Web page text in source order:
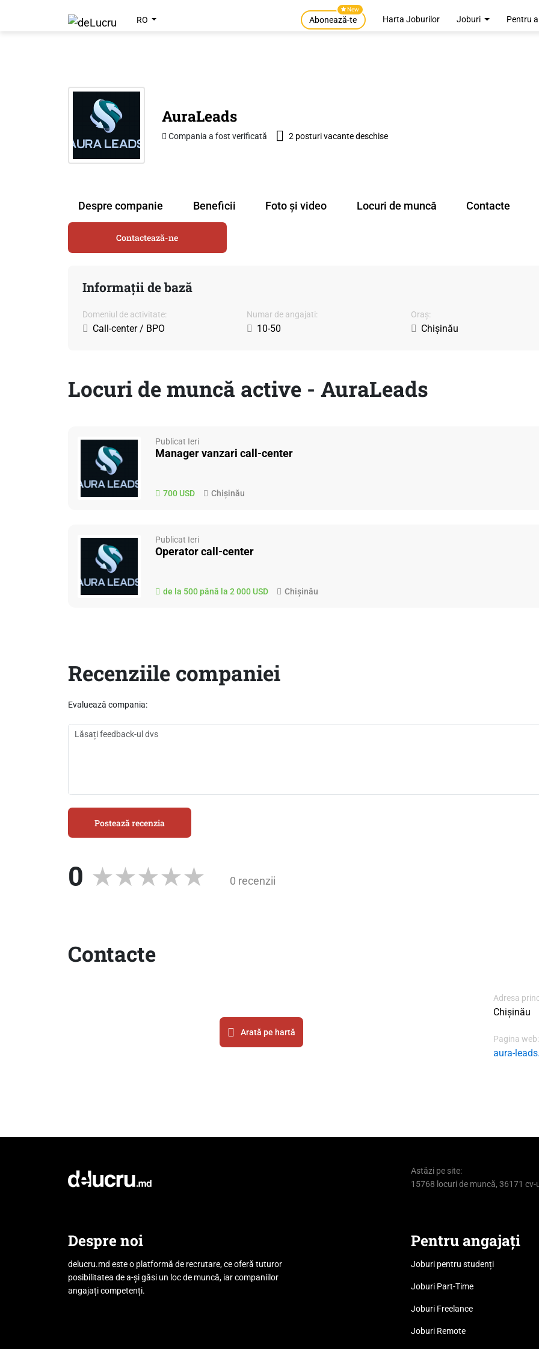
RO
New
Abonează-te Harta Joburilor Joburi Pentru
AuraLeads
Compania a fost verificată 2 posturi vacante deschise
Despre companie Beneficii Foto și video Locuri de muncă Contacte
Contactează-ne
Informații de bază
Domeniul de activitate:
Call-center / BPO
Numar de angajati:
10-50
Oraș:
Chișinău
Locuri de muncă active - AuraLeads
Publicat Ieri
Manager vanzari call-center
700 USD Chișinău
Publicat Ieri
Operator call-center
de la 500 până la 2 000 USD Chișinău
Recenziile companiei
Evaluează compania:
Postează recenzia
0 0 recenzii
Contacte
Arată pe hartă
Adresa
Chișinău
Pagina web:
aura-
Astăzi pe site:
15768 locuri de muncă, 36171
Despre noi
delucru.md este o platformă de recrutare, ce oferă tuturor
posibilitatea de a-și găsi un loc de muncă, iar companiilor
angajați competenți.
Pentru angajați
Joburi pentru studenți
Joburi Part-Time
Joburi Freelance
Joburi Remote